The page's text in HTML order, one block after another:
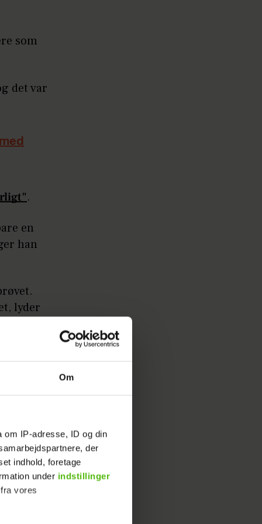
Om
om IP-adresse, ID og din
der
indhold, foretage
under indstillinger
vores
som
det var
.
en
han
lyder
om
på de